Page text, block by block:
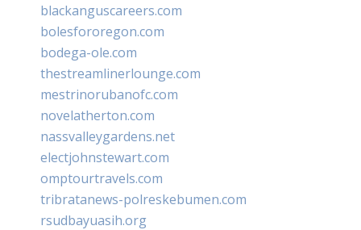
blackanguscareers.com
bolesfororegon.com
bodega-ole.com
thestreamlinerlounge.com
mestrinorubanofc.com
novelatherton.com
nassvalleygardens.net
electjohnstewart.com
omptourtravels.com
tribratanews-polreskebumen.com
rsudbayuasih.org